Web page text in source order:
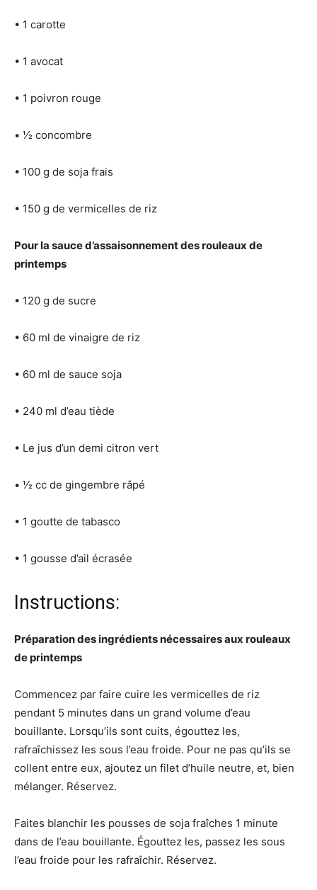
• 1 carotte
• 1 avocat
• 1 poivron rouge
• 1⁄2 concombre
• 100 g de soja frais
• 150 g de vermicelles de riz
Pour la sauce d’assaisonnement des rouleaux de
printemps
• 120 g de sucre
• 60 ml de vinaigre de riz
• 60 ml de sauce soja
• 240 ml d’eau tiède
• Le jus d’un demi citron vert
• 1⁄2 cc de gingembre râpé
• 1 goutte de tabasco
• 1 gousse d’ail écrasée
Instructions:
Préparation des ingrédients nécessaires aux rouleaux
de printemps
Commencez par faire cuire les vermicelles de riz
pendant 5 minutes dans un grand volume d’eau
bouillante. Lorsqu’ils sont cuits, égouttez les,
rafraîchissez les sous l’eau froide. Pour ne pas qu’ils se
collent entre eux, ajoutez un filet d’huile neutre, et, bien
mélanger. Réservez.
Faites blanchir les pousses de soja fraîches 1 minute
dans de l’eau bouillante. Égouttez les, passez les sous
l’eau froide pour les rafraîchir. Réservez.